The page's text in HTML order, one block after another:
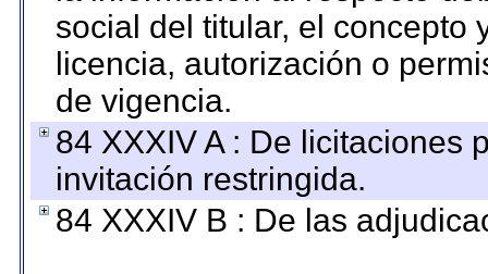
social del titular, el concepto
licencia, autorización o
de vigencia.
84 XXXIV A : De licitaciones
invitación restringida.
84 XXXIV B : De las